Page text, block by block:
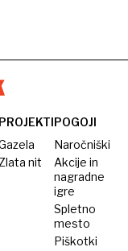
PROJEKTI
Zlata nit
POGOJI
Naročniški
Akcije in
nagradne
igre
Spletno
mesto
Piškotki